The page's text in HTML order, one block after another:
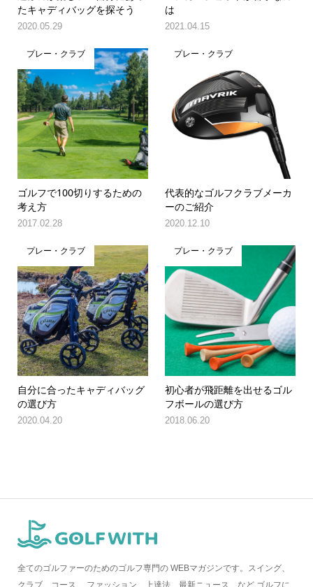
たキャディバッグを探そう
2020.05.29
は
2021.04.15
プレー・クラブ
ゴルフで100切りするための
考え方
2017.02.28
プレー・クラブ
代表的なゴルフクラブメーカ
ーのご紹介
2020.12.10
プレー・クラブ
自分に合ったキャディバッグ
の選び方
2020.04.20
プレー・クラブ
初心者が飛距離を出せるゴル
フボールの選び方
2018.06.20
全てのゴルファーのためのゴルフ専門の WEBマガジンです。スイング、
クラブ、コース、 ファッション、上達法、最新ニュース、など ゴルフに